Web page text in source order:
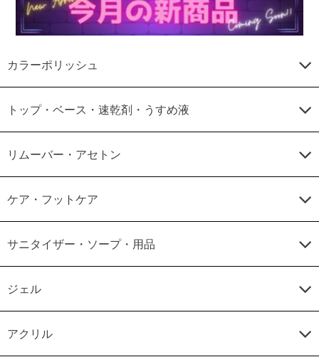
カラーポリッシュ
トップ・ベース・速乾剤・うすめ液
リムーバー・アセトン
ケア・フットケア
サニタイザー・ソープ・用品
ジェル
アクリル